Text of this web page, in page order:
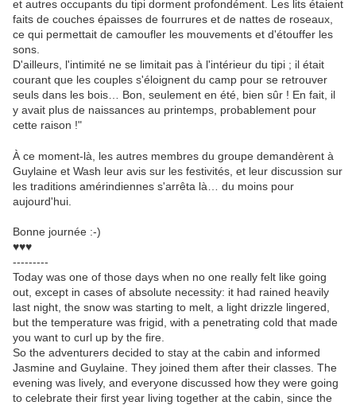
et autres occupants du tipi dorment profondément. Les lits étaient
faits de couches épaisses de fourrures et de nattes de roseaux,
ce qui permettait de camoufler les mouvements et d'étouffer les
sons.
D'ailleurs, l'intimité ne se limitait pas à l'intérieur du tipi ; il était
courant que les couples s'éloignent du camp pour se retrouver
seuls dans les bois… Bon, seulement en été, bien sûr ! En fait, il
y avait plus de naissances au printemps, probablement pour
cette raison !"
À ce moment-là, les autres membres du groupe demandèrent à
Guylaine et Wash leur avis sur les festivités, et leur discussion sur
les traditions amérindiennes s'arrêta là… du moins pour
aujourd'hui.
Bonne journée :-)
♥♥♥
---------
Today was one of those days when no one really felt like going
out, except in cases of absolute necessity: it had rained heavily
last night, the snow was starting to melt, a light drizzle lingered,
but the temperature was frigid, with a penetrating cold that made
you want to curl up by the fire.
So the adventurers decided to stay at the cabin and informed
Jasmine and Guylaine. They joined them after their classes. The
evening was lively, and everyone discussed how they were going
to celebrate their first year living together at the cabin, since the